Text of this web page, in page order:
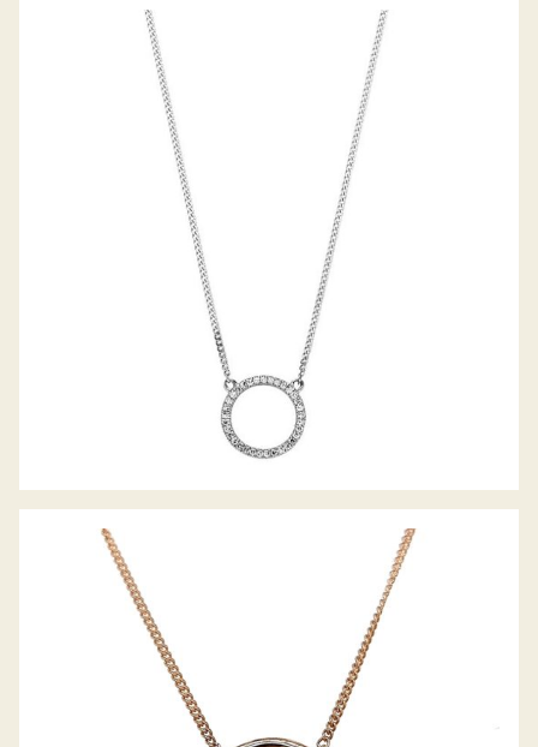
PALIDO DIAMANTANCOLLIER
DIAMANT COLLIER